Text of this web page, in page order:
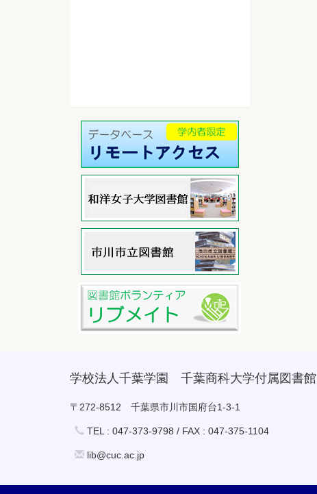
学校法人千葉学園 千葉商科大学付属図書館
〒272-8512 千葉県市川市国府台1-3-1
TEL : 047-373-9798 / FAX : 047-375-1104
lib@cuc.ac.jp